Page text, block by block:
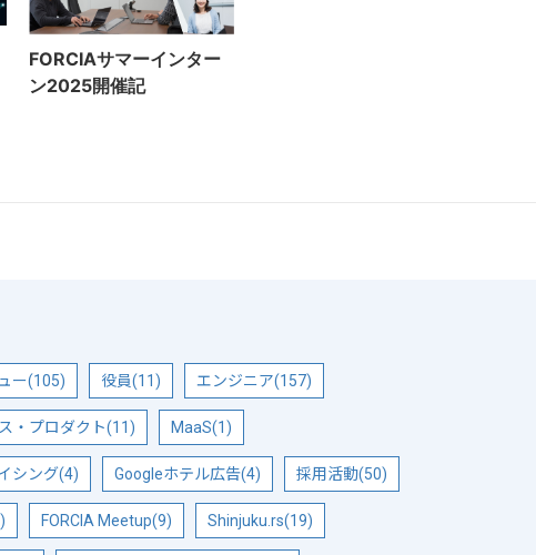
FORCIAサマーインター
ン2025開催記
ー(105) 役員(11) エンジニア(157)
・プロダクト(11) MaaS(1)
シング(4) Googleホテル広告(4) 採用活動(50)
FORCIA Meetup(9) Shinjuku.rs(19)